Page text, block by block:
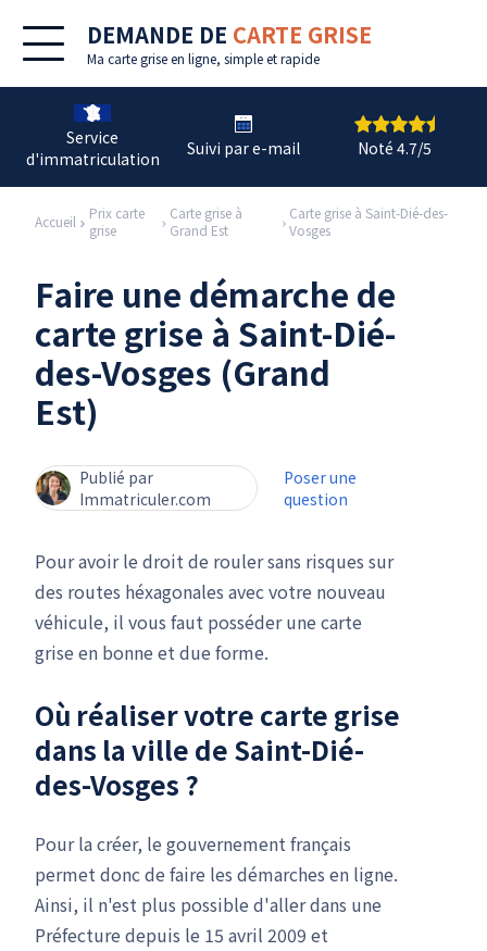
DEMANDE DE CARTE GRISE
Ma carte grise en ligne, simple et rapide
Service
d'immatriculation
Suivi par e-mail Noté 4.7/5
Accueil
Prix carte
grise
Carte grise à
Grand Est
Carte grise à Saint-Dié-des-
Vosges
Faire une démarche de
carte grise à Saint-Dié-
des-Vosges (Grand
Est)
Publié par
Immatriculer.com
Poser une
question
Pour avoir le droit de rouler sans risques sur
des routes héxagonales avec votre nouveau
véhicule, il vous faut posséder une carte
grise en bonne et due forme.
Où réaliser votre carte grise
dans la ville de Saint-Dié-
des-Vosges ?
Pour la créer, le gouvernement français
permet donc de faire les démarches en ligne.
Ainsi, il n'est plus possible d'aller dans une
Préfecture depuis le 15 avril 2009 et